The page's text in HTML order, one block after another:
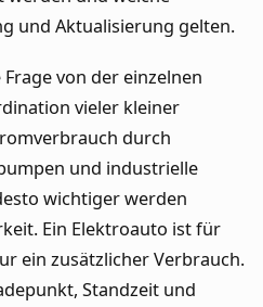
und Aktualisierung gelten.
von der einzelnen
vieler kleiner
durch
und industrielle
wichtiger werden
Ein Elektroauto ist für
ein zusätzlicher Verbrauch.
Standzeit und